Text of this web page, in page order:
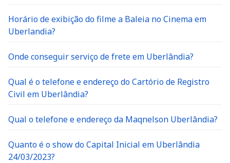
Horário de exibição do filme a Baleia no Cinema em
Uberlandia?
Onde conseguir serviço de frete em Uberlândia?
Qual é o telefone e endereço do Cartório de Registro
Civil em Uberlândia?
Qual o telefone e endereço da Maqnelson Uberlândia?
Quanto é o show do Capital Inicial em Uberlândia
24/03/2023?